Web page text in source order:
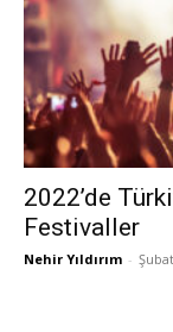
2022’de
Festivaller
Nehir Yıldırım -